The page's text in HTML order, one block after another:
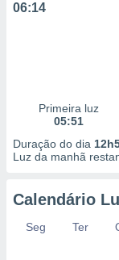
06:14
Primeira luz
05:51
Duração do dia
Luz da manhã
Calendário
Seg Ter